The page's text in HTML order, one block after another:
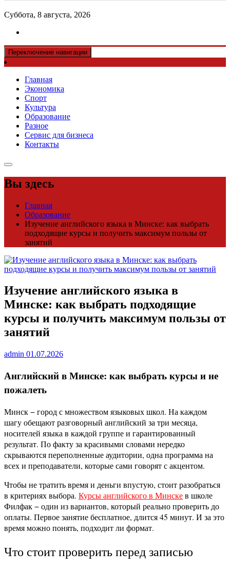
Суббота, 8 августа, 2026
Переключение навигации
Главная
Экономика
Спорт
Культура
Образование
Разное
Сервис для бизнеса
Контакты
Вы здесь
Главная
Образование
Изучение английского языка в Минске: как выбрать
подходящие курсы и получить максимум пользы от
занятий
Изучение английского языка в
Минске: как выбрать подходящие
курсы и получить максимум пользы от
занятий
admin 01.07.2026
Английский в Минске: как выбрать курсы и не
пожалеть
Минск − город с множеством языковых школ. На каждом
шагу обещают разговорный английский за три месяца,
носителей языка в каждой группе и гарантированный
результат. По факту за красивыми словами нередко
скрываются переполненные аудитории, одна программа на
всех и преподаватели, которые сами говорят с акцентом.
Чтобы не тратить время и деньги впустую, стоит разобраться
в критериях выбора. Курсы английского в Минскев школе
Филфак − один из вариантов, который реально проверить до
оплаты. Первое занятие бесплатное, длится 45 минут. И за это
время можно понять, подходит ли формат.
Что стоит проверить перед записью